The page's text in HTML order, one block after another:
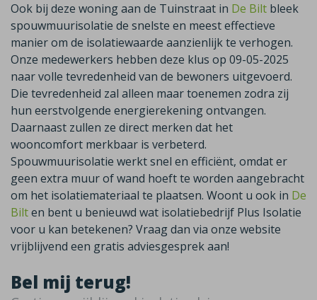
Ook bij deze woning aan de Tuinstraat in De Bilt bleek
spouwmuurisolatie de snelste en meest effectieve
manier om de isolatiewaarde aanzienlijk te verhogen.
Onze medewerkers hebben deze klus op 09-05-2025
naar volle tevredenheid van de bewoners uitgevoerd.
Die tevredenheid zal alleen maar toenemen zodra zij
hun eerstvolgende energierekening ontvangen.
Daarnaast zullen ze direct merken dat het
wooncomfort merkbaar is verbeterd.
Spouwmuurisolatie werkt snel en efficiënt, omdat er
geen extra muur of wand hoeft te worden aangebracht
om het isolatiemateriaal te plaatsen. Woont u ook in De
Bilten bent u benieuwd wat isolatiebedrijf Plus Isolatie
voor u kan betekenen? Vraag dan via onze website
vrijblijvend een gratis adviesgesprek aan!
Bel mij terug!